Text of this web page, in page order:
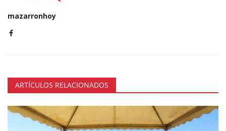
mazarronhoy
ARTÍCULOS RELACIONADOS